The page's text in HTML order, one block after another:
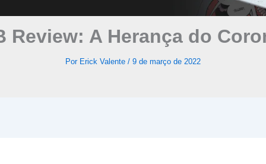
Review: A Herança do
Por Erick Valente / 9 de março de 2022